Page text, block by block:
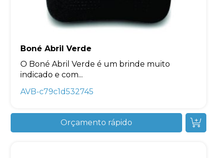
Boné Abril Verde
O Boné Abril Verde é um brinde muito
indicado e com...
AVB-c79c1d532745
Orçamento rápido